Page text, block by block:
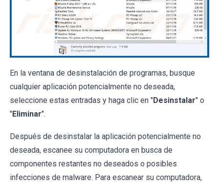
En la ventana de desinstalación de programas, busque
cualquier aplicación potencialmente no deseada,
seleccione estas entradas y haga clic en "Desinstalar" o
"Eliminar".
Después de desinstalar la aplicación potencialmente no
deseada, escanee su computadora en busca de
componentes restantes no deseados o posibles
infecciones de malware. Para escanear su computadora,